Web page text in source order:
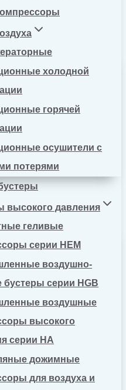
холодной
горячей
осушители с
потерями
высокого давления
геливые
серии HEM
воздушно-
бустеры серии HGB
воздушные
высокого
серии HA
дожимные
для воздуха и